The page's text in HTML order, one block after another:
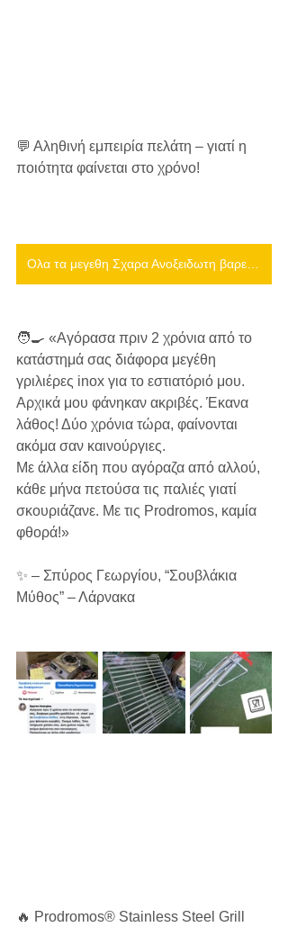
💬 Αληθινή εμπειρία πελάτη – γιατί η
ποιότητα φαίνεται στο χρόνο!
Ολα τα μεγεθη Σχαρα Ανοξειδωτη βαρετου τυπου για επαγγελματικη χρήση
🧑‍🍳 «Αγόρασα πριν 2 χρόνια από το
κατάστημά σας διάφορα μεγέθη
γριλιέρες inox για το εστιατόριό μου.
Αρχικά μου φάνηκαν ακριβές. Έκανα
λάθος! Δύο χρόνια τώρα, φαίνονται
ακόμα σαν καινούργιες.
Με άλλα είδη που αγόραζα από αλλού,
κάθε μήνα πετούσα τις παλιές γιατί
σκουριάζανε. Με τις Prodromos, καμία
φθορά!»
✨ – Σπύρος Γεωργίου, “Σουβλάκια
Μύθος” – Λάρνακα
🔥 Prodromos® Stainless Steel Grill